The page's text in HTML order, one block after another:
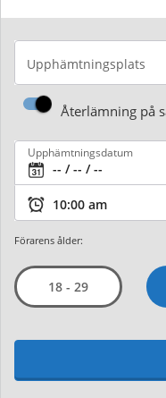
Upphämtningsplats
Återlämning på
Upphämtningsdatum
Förarens ålder:
18 - 29